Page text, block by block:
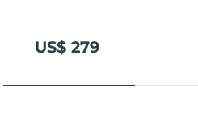
US$ 279